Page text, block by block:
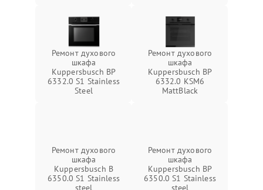
Ремонт духового
шкафа
Kuppersbusch BP
6332.0 S1 Stainless
Steel
Ремонт духового
шкафа
Kuppersbusch BP
6332.0 KSM6
MattBlack
Ремонт духового
шкафа
Kuppersbusch B
6350.0 S1 Stainless
steel
Ремонт духового
шкафа
Kuppersbusch BP
6350.0 S1 Stainless
steel